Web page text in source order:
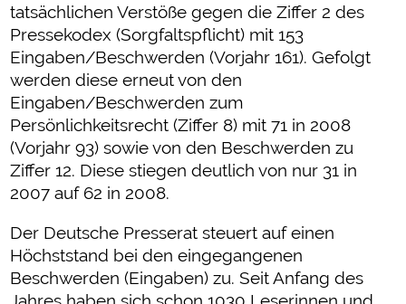
tatsächlichen Verstöße gegen die Ziffer 2 des
Pressekodex (Sorgfaltspflicht) mit 153
Eingaben/Beschwerden (Vorjahr 161). Gefolgt
werden diese erneut von den
Eingaben/Beschwerden zum
Persönlichkeitsrecht (Ziffer 8) mit 71 in 2008
(Vorjahr 93) sowie von den Beschwerden zu
Ziffer 12. Diese stiegen deutlich von nur 31 in
2007 auf 62 in 2008.
Der Deutsche Presserat steuert auf einen
Höchststand bei den eingegangenen
Beschwerden (Eingaben) zu. Seit Anfang des